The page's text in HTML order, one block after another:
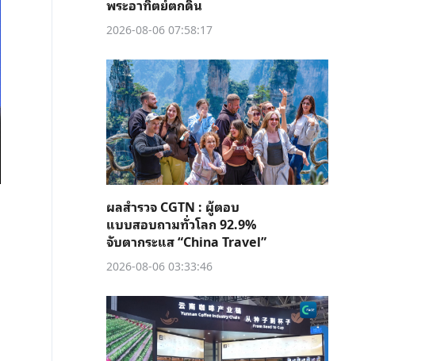
พระอาทิตย์ตกดิน
2026-08-06 07:58:17
ผลสำรวจ CGTN : ผู้ตอบ
แบบสอบถามทั่วโลก 92.9%
จับตากระแส “China Travel”
2026-08-06 03:33:46